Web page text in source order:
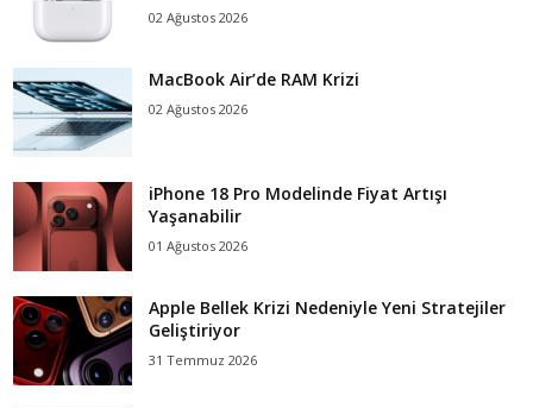
02 Ağustos 2026
MacBook Air’de RAM Krizi
02 Ağustos 2026
iPhone 18 Pro Modelinde Fiyat Artışı
Yaşanabilir
01 Ağustos 2026
Apple Bellek Krizi Nedeniyle Yeni Stratejiler
Geliştiriyor
31 Temmuz 2026